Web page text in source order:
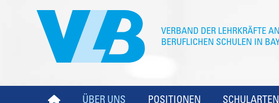
ÜBER UNS POSITIONEN SCHULARTEN